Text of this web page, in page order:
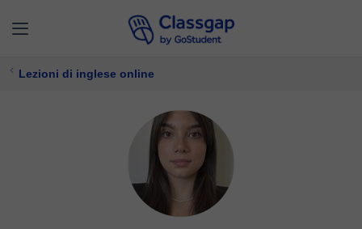
Lezioni di inglese online